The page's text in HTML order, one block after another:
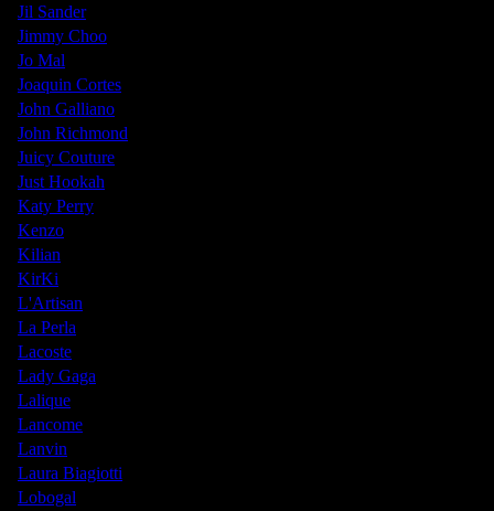
Jil Sander
Jimmy Choo
Jo Mal
Joaquin Cortes
John Galliano
John Richmond
Juicy Couture
Just Hookah
Katy Perry
Kenzo
Kilian
KirKi
L'Artisan
La Perla
Lacoste
Lady Gaga
Lalique
Lancome
Lanvin
Laura Biagiotti
Lobogal